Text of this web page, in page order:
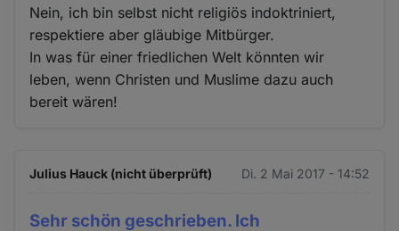
Nein, ich bin selbst nicht religiös indoktriniert,
respektiere aber gläubige Mitbürger.
In was für einer friedlichen Welt könnten wir
leben, wenn Christen und Muslime dazu auch
bereit wären!
Julius Hauck (nicht überprüft) Di. 2 Mai 2017 - 14:52
Sehr schön geschrieben. Ich